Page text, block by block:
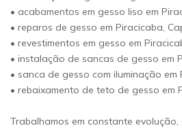
• acabamentos em gesso liso em
• reparos de gesso em Piracicaba,
• revestimentos em gesso em
• instalação de sancas de gesso em
• sanca de gesso com iluminação em
• rebaixamento de teto de gesso em
Trabalhamos em constante